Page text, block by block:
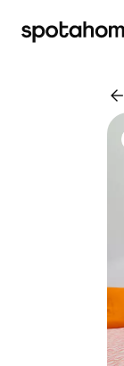
arrow_back